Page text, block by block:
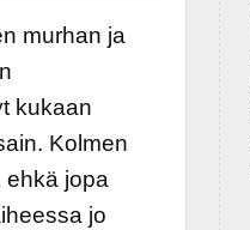
murhan ja
kukaan
Kolmen
ehkä jopa
jo